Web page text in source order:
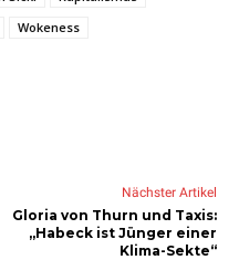
Wokeness
Nächster Artikel
Gloria von Thurn und Taxis:
„Habeck ist Jünger einer
Klima-Sekte“